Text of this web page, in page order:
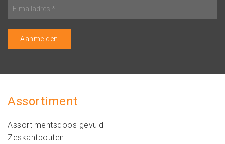
Assortiment
Assortimentsdoos gevuld
Zeskantbouten